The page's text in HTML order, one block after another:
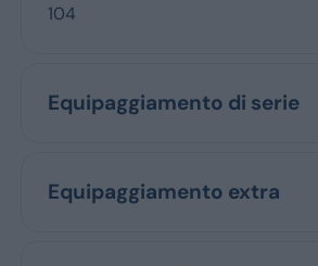
104
Equipaggiamento di serie
Equipaggiamento extra